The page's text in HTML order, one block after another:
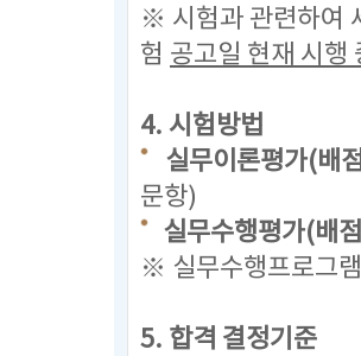
※ 시험과 관련하여
험 공고일 현재 시행
4. 시험방법
실무이론평가(배
문항)
실무수행평가(배
※ 실무수행프로그
5. 합격 결정기준